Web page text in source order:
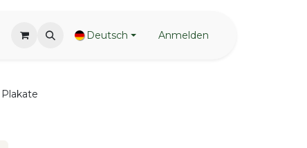
Deutsch Anmelden
Plakate